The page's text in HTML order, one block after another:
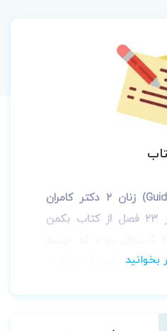
گایدلاین (GuideLine) زنان 2 دکتر کامران
احمدی شامل مروری بر 23 فصل از کتاب بکمن
احمدی (فرهنگ فردا)
زنان و کارشناسی ارشد